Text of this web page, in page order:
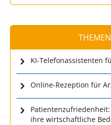
KI-Telefonassistenten
Online-Rezeption für
ihre wirtschaftliche